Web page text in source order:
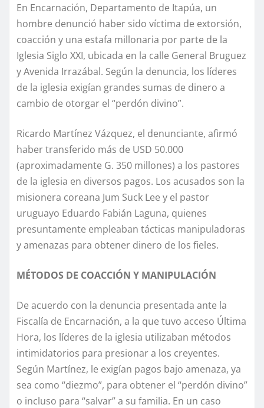
En Encarnación, Departamento de Itapúa, un
hombre denunció haber sido víctima de extorsión,
coacción y una estafa millonaria por parte de la
Iglesia Siglo XXI, ubicada en la calle General Bruguez
y Avenida Irrazábal. Según la denuncia, los líderes
de la iglesia exigían grandes sumas de dinero a
cambio de otorgar el “perdón divino”.
Ricardo Martínez Vázquez, el denunciante, afirmó
haber transferido más de USD 50.000
(aproximadamente G. 350 millones) a los pastores
de la iglesia en diversos pagos. Los acusados son la
misionera coreana Jum Suck Lee y el pastor
uruguayo Eduardo Fabián Laguna, quienes
presuntamente empleaban tácticas manipuladoras
y amenazas para obtener dinero de los fieles.
MÉTODOS DE COACCIÓN Y MANIPULACIÓN
De acuerdo con la denuncia presentada ante la
Fiscalía de Encarnación, a la que tuvo acceso Última
Hora, los líderes de la iglesia utilizaban métodos
intimidatorios para presionar a los creyentes.
Según Martínez, le exigían pagos bajo amenaza, ya
sea como “diezmo”, para obtener el “perdón divino”
o incluso para “salvar” a su familia. En un caso